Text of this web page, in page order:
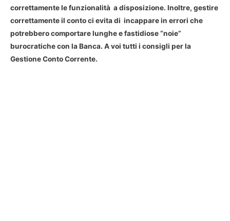
correttamente le funzionalità a disposizione. Inoltre, gestire
correttamente il conto ci evita di incappare in errori che
potrebbero comportare lunghe e fastidiose “noie”
burocratiche con la Banca. A voi tutti i consigli per la
Gestione Conto Corrente.